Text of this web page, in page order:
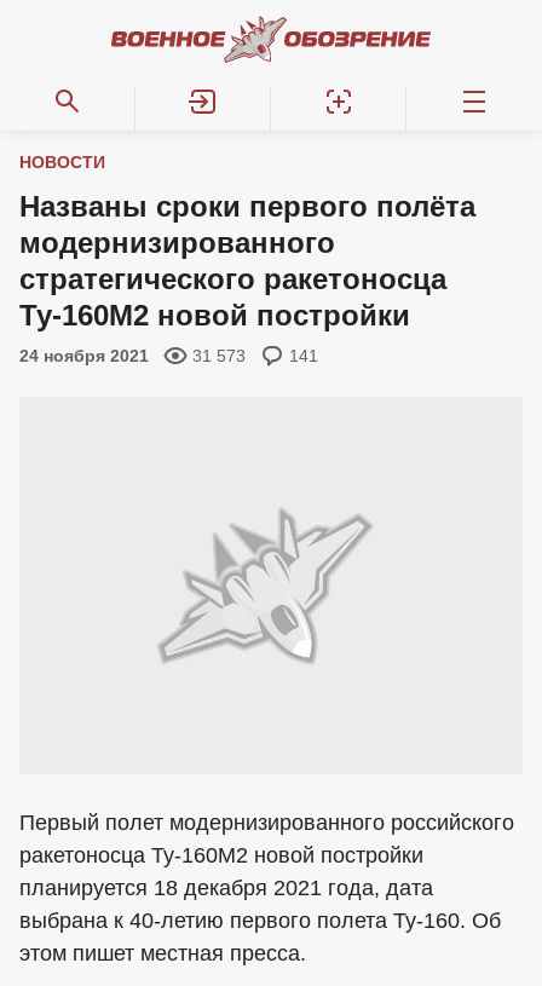
НОВОСТИ
Названы сроки первого полёта
модернизированного
стратегического ракетоносца
Ту-160М2 новой постройки
24 ноября 2021 31 573 141
Первый полет модернизированного российского
ракетоносца Ту-160М2 новой постройки
планируется 18 декабря 2021 года, дата
выбрана к 40-летию первого полета Ту-160. Об
этом пишет местная пресса.